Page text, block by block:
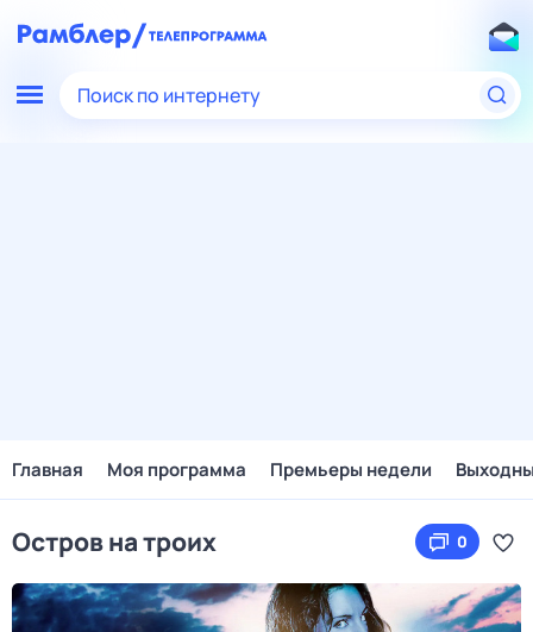
Поиск по интернету
Главная Моя программа Премьеры недели
Остров на троих 0